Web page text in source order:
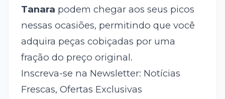
Tanara podem chegar aos seus picos
nessas ocasiões, permitindo que você
adquira peças cobiçadas por uma
fração do preço original.
Inscreva-se na Newsletter: Notícias
Frescas, Ofertas Exclusivas